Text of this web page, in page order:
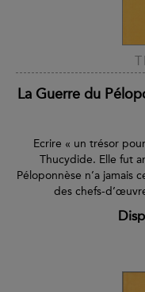
La Guerre du
Ecrire « un trésor
Thucydide. Elle fut
Péloponnèse n’a jamais
des chefs-